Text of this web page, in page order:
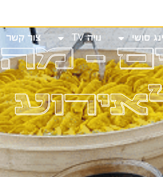
סושי נויה TV צור קשר
– מה